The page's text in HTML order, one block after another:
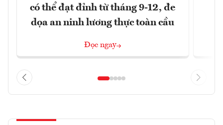
có thể đạt đỉnh từ tháng 9-12, đe
dọa an ninh lương thực toàn cầu
Đọc ngay